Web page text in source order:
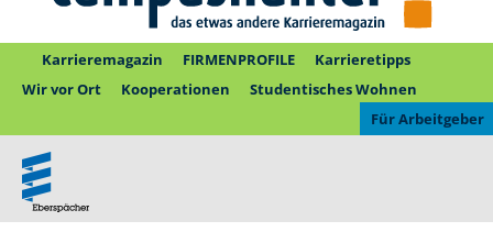
Karrieremagazin FIRMENPROFILE
Karrieretipps
Wir vor Ort
Kooperationen
Studentisches Wohnen
Für Arbeitgeber